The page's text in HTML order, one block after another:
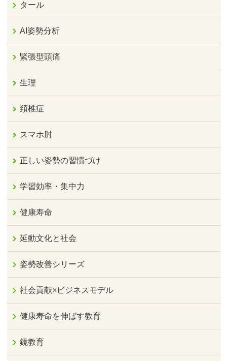
タール
AI姿勢分析
緊張型頭痛
生理
頚椎症
スマホ肘
正しい姿勢の習慣づけ
学習効率・集中力
健康寿命
延動文化と社会
姿勢改善シリーズ
社会貢献×ビジネスモデル
健康寿命を伸ばす教育
鏡教育